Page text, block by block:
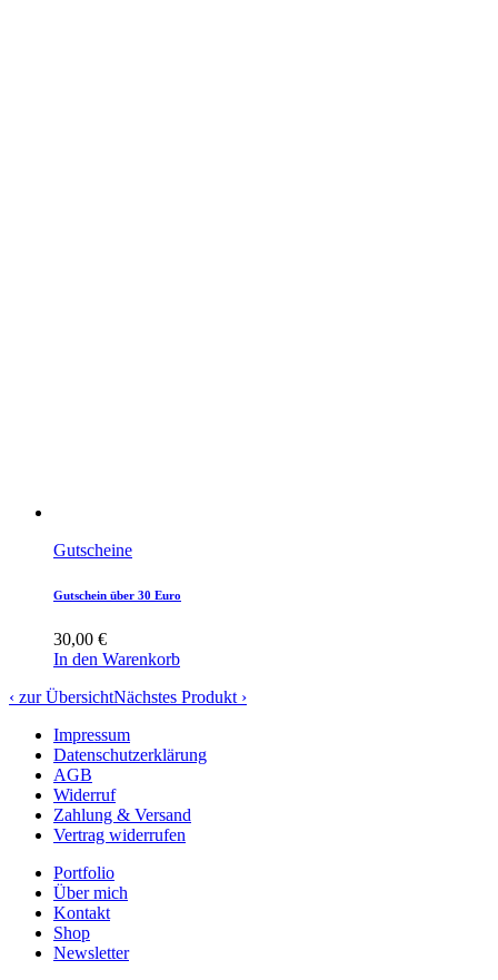
Gutscheine
Gutschein über 30 Euro
30,00 €
In den Warenkorb
‹ zur ÜbersichtNächstes Produkt ›
Impressum
Datenschutzerklärung
AGB
Widerruf
Zahlung & Versand
Vertrag widerrufen
Portfolio
Über mich
Kontakt
Shop
Newsletter